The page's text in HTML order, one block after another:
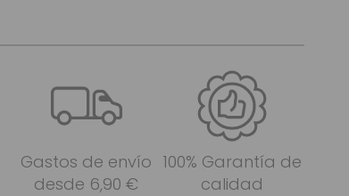
Gastos de envío
desde 6,90 €
100% Garantía de
calidad